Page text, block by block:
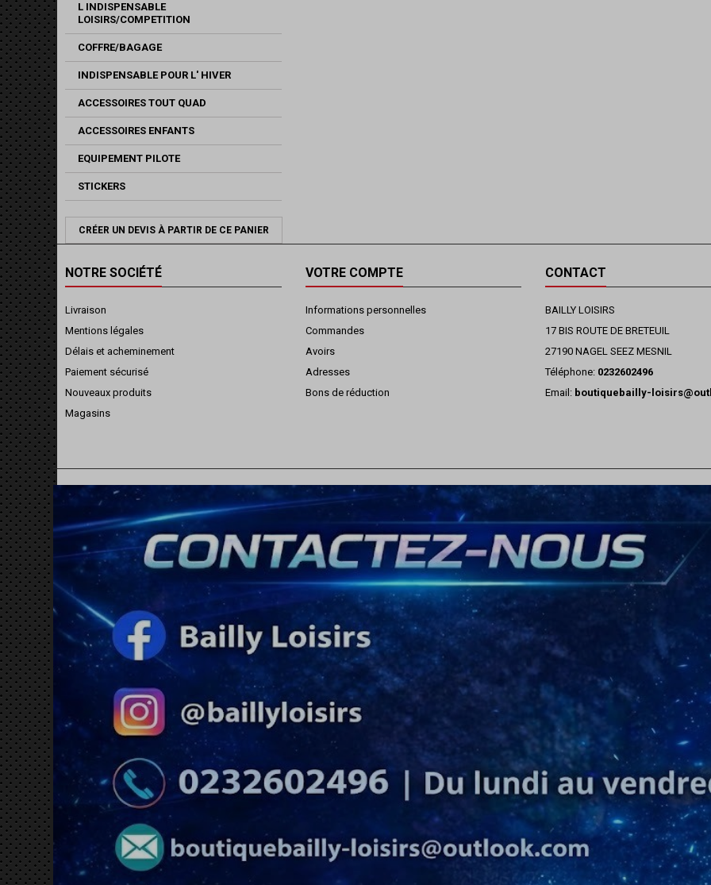
L INDISPENSABLE
LOISIRS/COMPETITION
COFFRE/BAGAGE
INDISPENSABLE POUR L' HIVER
ACCESSOIRES TOUT QUAD
ACCESSOIRES ENFANTS
EQUIPEMENT PILOTE
STICKERS
CRÉER UN DEVIS À PARTIR DE CE PANIER
NOTRE SOCIÉTÉ
Livraison
Mentions légales
Délais et acheminement
Paiement sécurisé
Nouveaux produits
Magasins
VOTRE COMPTE
Informations personnelles
Commandes
Avoirs
Adresses
Bons de réduction
CONTACT
BAILLY LOISIRS
17 BIS ROUTE DE BRETEUIL
27190 NAGEL SEEZ MESNIL
Téléphone: 0232602496
Email: boutiquebailly-